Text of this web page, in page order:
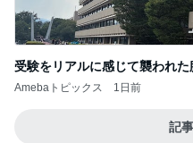
受験をリアルに感じて襲われた
Amebaトピックス 1日前
記